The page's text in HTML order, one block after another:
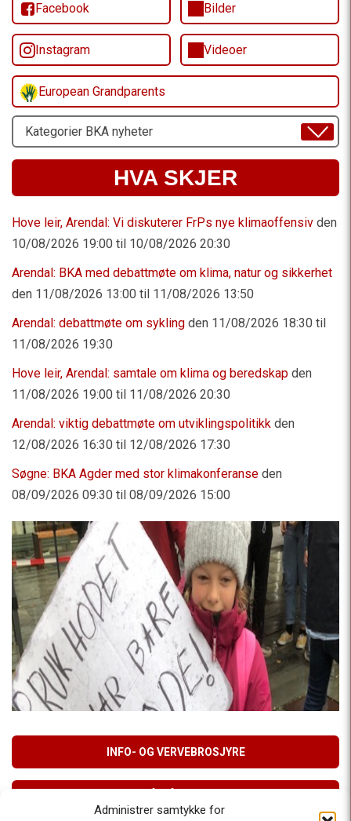
Administrer samtykke for
Facebook Bilder
Instagram Videoer
European Grandparents
Velg
Emne
HVA SKJER
Hove leir, Arendal: Vi diskuterer FrPs nye klimaoffensiv den
10/08/2026 19:00 til 10/08/2026 20:30
Arendal: BKA med debattmøte om klima, natur og sikkerhet
den 11/08/2026 13:00 til 11/08/2026 13:50
Arendal: debattmøte om sykling den 11/08/2026 18:30 til
11/08/2026 19:30
Hove leir, Arendal: samtale om klima og beredskap den
11/08/2026 19:00 til 11/08/2026 20:30
Arendal: viktig debattmøte om utviklingspolitikk den
12/08/2026 16:30 til 12/08/2026 17:30
Søgne: BKA Agder med stor klimakonferanse den
08/09/2026 09:30 til 08/09/2026 15:00
INFO- OG VERVEBROSJYRE